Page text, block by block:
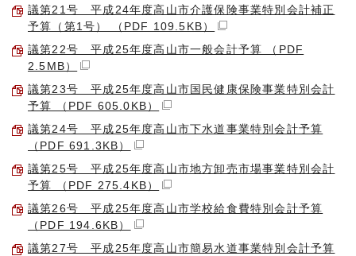
議第21号 平成24年度高山市介護保険事業特別会計補正
予算（第1号） （PDF 109.5KB）
議第22号 平成25年度高山市一般会計予算 （PDF
2.5MB）
議第23号 平成25年度高山市国民健康保険事業特別会計
予算 （PDF 605.0KB）
議第24号 平成25年度高山市下水道事業特別会計予算
（PDF 691.3KB）
議第25号 平成25年度高山市地方卸売市場事業特別会計
予算 （PDF 275.4KB）
議第26号 平成25年度高山市学校給食費特別会計予算
（PDF 194.6KB）
議第27号 平成25年度高山市簡易水道事業特別会計予算